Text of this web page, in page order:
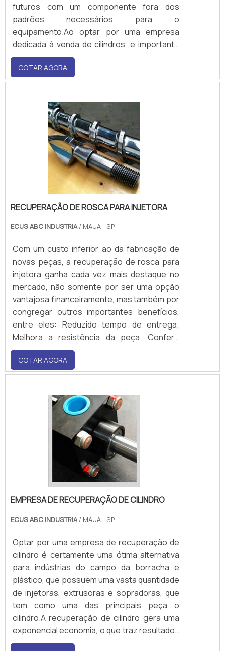
futuros com um componente fora dos
padrões necessários para o
equipamento.Ao optar por uma empresa
dedicada à venda de cilindros, é importante
avaliar diversas questões, tais como:
credibilidade da organização no mercado,
tecnologia aplicada, tempo de entrega,
para extrusoras rosca dupla c.
COTAR AGORA
RECUPERAÇÃO DE ROSCA PARA INJETORA
ECUS ABC INDUSTRIA/ MAUÁ - SP
Com um custo inferior ao da fabricação de
novas peças, a recuperação de rosca para
injetora ganha cada vez mais destaque no
mercado, não somente por ser uma opção
vantajosa financeiramente, mas também por
congregar outros importantes benefícios,
entre eles: Reduzido tempo de entrega;
Melhora a resistência da peça; Confere
acabamento espelhado; Corrige os mais
diferentes problemas estruturais.Como
pode ser constatado, a recuperação de
competitivo a qualidade, o qu.
COTAR AGORA
EMPRESA DE RECUPERAÇÃO DE CILINDRO
ECUS ABC INDUSTRIA/ MAUÁ - SP
Optar por uma empresa de recuperação de
cilindro é certamente uma ótima alternativa
para indústrias do campo da borracha e
plástico, que possuem uma vasta quantidade
de injetoras, extrusoras e sopradoras, que
tem como uma das principais peça o
cilindro.A recuperação de cilindro gera uma
exponencial economia, o que traz resultados
em termos de controle de gestão mais